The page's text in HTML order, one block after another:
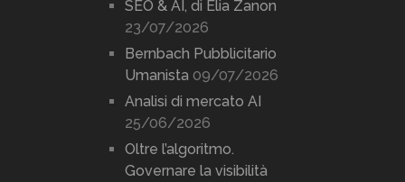
SEO & AI, di Elia Zanon
23/07/2026
Bernbach Pubblicitario
Umanista 09/07/2026
Analisi di mercato AI
25/06/2026
Oltre l’algoritmo.
Governare la visibilità